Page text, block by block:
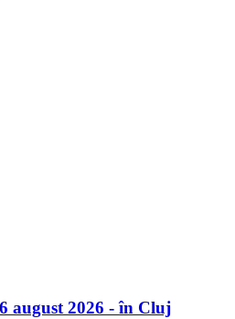
august 2026 - în Cluj